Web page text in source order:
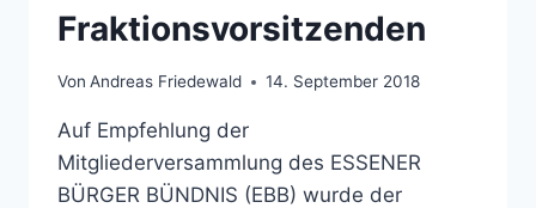
Fraktionsvorsitzenden
Von Andreas Friedewald 14. September 2018
Auf Empfehlung der
Mitgliederversammlung des ESSENER
BÜRGER BÜNDNIS (EBB) wurde der